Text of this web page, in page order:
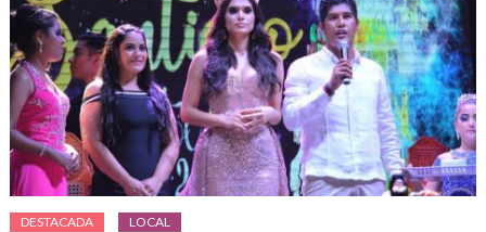
DESTACADA LOCAL